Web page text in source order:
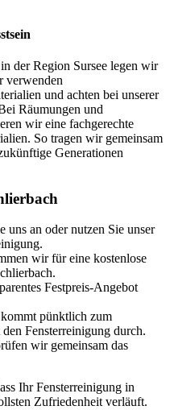
der Region Sursee legen wir
verwenden
und achten bei unserer
Räumungen und
wir eine fachgerechte
So tragen wir gemeinsam
Generationen
uns an oder nutzen Sie unser
wir für eine kostenlose
Festpreis-Angebot
pünktlich zum
Fensterreinigung durch.
wir gemeinsam das
Ihr Fensterreinigung in
Zufriedenheit verläuft.